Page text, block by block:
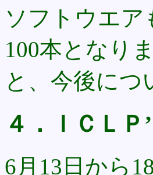
ソフトウエア
100本となり
と、今後につ
４．ＩＣＬ
6月13日から